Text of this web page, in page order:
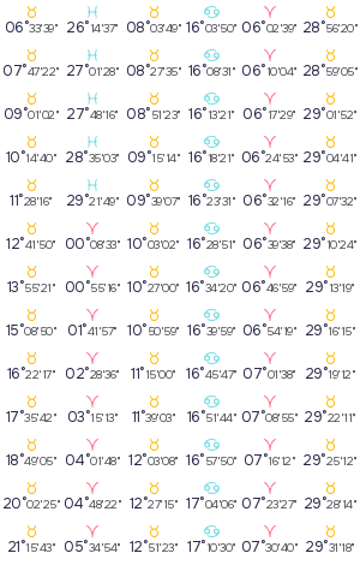
06°33'39" 26°14'37" 08°03'49" 16°03'50" 06°02'39" 28°56'20"
07°47'22" 27°01'28" 08°27'35" 16°08'31" 06°10'04" 28°59'05"
09°01'02" 27°48'16" 08°51'23" 16°13'21" 06°17'29" 29°01'52"
10°14'40" 28°35'03" 09°15'14" 16°18'21" 06°24'53" 29°04'41"
11°28'16" 29°21'49" 09°39'07" 16°23'31" 06°32'16" 29°07'32"
12°41'50" 00°08'33" 10°03'02" 16°28'51" 06°39'38" 29°10'24"
13°55'21" 00°55'16" 10°27'00" 16°34'20" 06°46'59" 29°13'19"
15°08'50" 01°41'57" 10°50'59" 16°39'59" 06°54'19" 29°16'15"
16°22'17" 02°28'36" 11°15'00" 16°45'47" 07°01'38" 29°19'12"
17°35'42" 03°15'13" 11°39'03" 16°51'44" 07°08'55" 29°22'11"
18°49'05" 04°01'48" 12°03'08" 16°57'50" 07°16'12" 29°25'12"
20°02'25" 04°48'22" 12°27'15" 17°04'06" 07°23'27" 29°28'14"
21°15'43" 05°34'54" 12°51'23" 17°10'30" 07°30'40" 29°31'18"